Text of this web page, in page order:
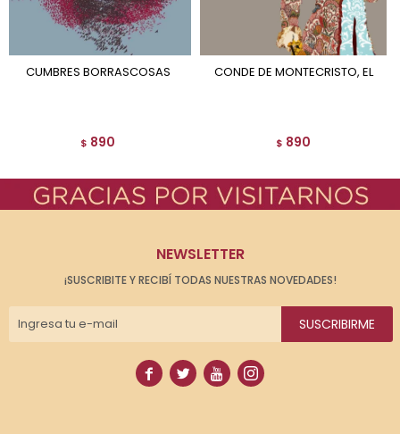
CUMBRES BORRASCOSAS
$ 890
CONDE DE MONTECRISTO, EL
$ 890
NEWSLETTER
¡SUSCRIBITE Y RECIBÍ TODAS NUESTRAS NOVEDADES!
SUSCRIBIRME
   